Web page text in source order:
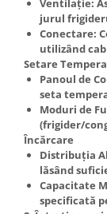
Ventilație:
jurul
Conectare:
utilizând
Setare
Panoul de
seta
Moduri de
(frigider/
Încărcare
Distribuția
lăsând
Capacitate
specificată